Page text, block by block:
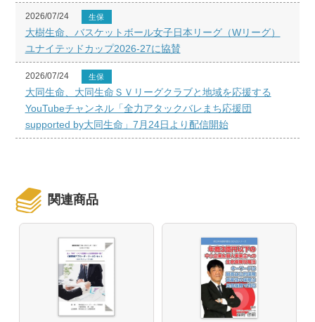
2026/07/24 生保
大樹生命、バスケットボール女子日本リーグ（Wリーグ）
ユナイテッドカップ2026-27に協賛
2026/07/24 生保
大同生命、大同生命ＳＶリーグクラブと地域を応援する
YouTubeチャンネル「全力アタックバレまち応援団
supported by大同生命」7月24日より配信開始
関連商品